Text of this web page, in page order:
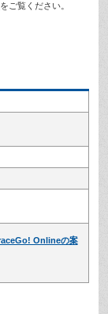
をご覧ください。
Onlineの案